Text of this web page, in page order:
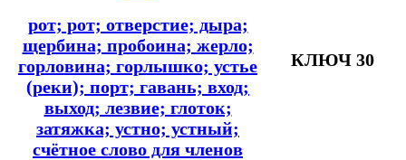
рот; рот; отверстие; дыра;
щербина; пробоина; жерло;
горловина; горлышко; устье
(реки); порт; гавань; вход;
выход; лезвие; глоток;
затяжка; устно; устный;
счётное слово для членов
КЛЮЧ 30